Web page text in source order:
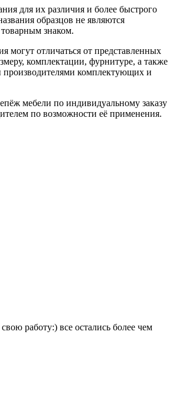
для их различия и более быстрого
образцов не являются
знаком.
могут отличаться от представленных
комплектации, фурнитуре, а также
производителями комплектующих и
мебели по индивидуальному заказу
по возможности её применения.
работу:) все остались более чем